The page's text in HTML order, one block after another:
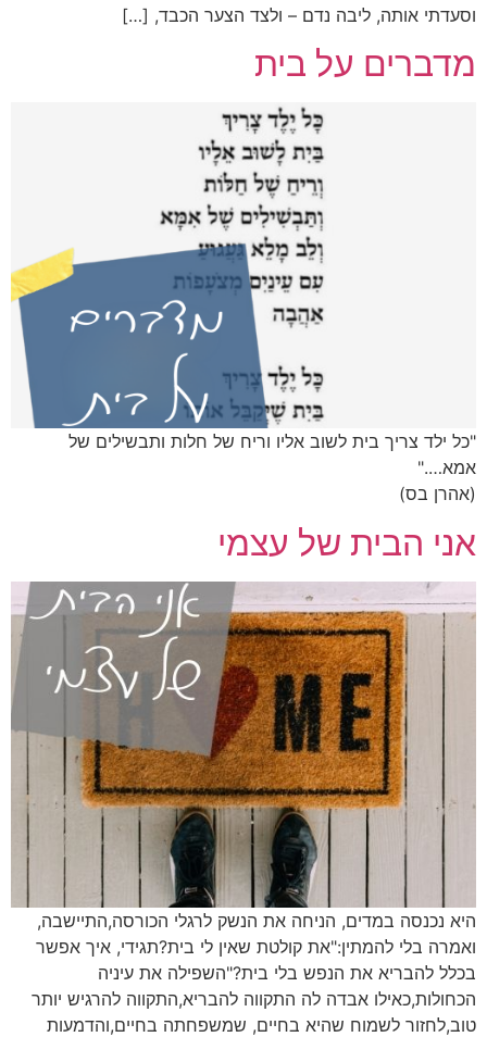
וסעדתי אותה, ליבה נדם – ולצד הצער הכבד, […]
מדברים על בית
"כל ילד צריך בית לשוב אליו וריח של חלות ותבשילים של
אמא…."
(אהרן בס)
אני הבית של עצמי
היא נכנסה במדים, הניחה את הנשק לרגלי הכורסה,התיישבה,
ואמרה בלי להמתין:"את קולטת שאין לי בית?תגידי, איך אפשר
בכלל להבריא את הנפש בלי בית?"השפילה את עיניה
הכחולות,כאילו אבדה לה התקווה להבריא,התקווה להרגיש יותר
טוב,לחזור לשמוח שהיא בחיים, שמשפחתה בחיים,והדמעות